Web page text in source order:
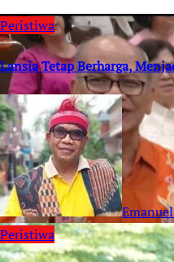
Peristiwa
Lansia Tetap Berharga,
Peristiwa